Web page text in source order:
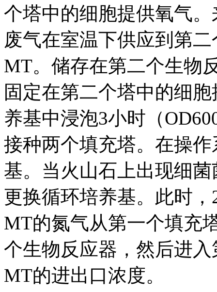
个塔中的细胞提供氧气
废气在室温下供应到第
MT。储存在第二个生物
固定在第二个塔中的细
养基中浸泡3小时（
接种两个填充塔。在操
基。当火山石上出现细
更换循环培养基。此时
MT的氮气从第一个填充
个生物反应器，然后进
MT的进出口浓度。